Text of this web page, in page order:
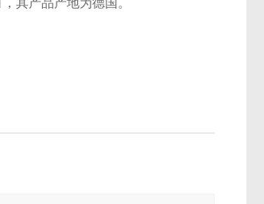
其产品产地为德国。